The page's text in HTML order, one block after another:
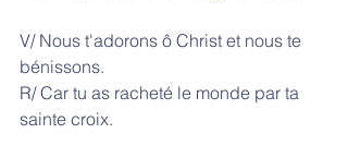
V/ Nous t'adorons ô Christ et nous te
bénissons.
R/ Car tu as racheté le monde par ta
sainte croix.